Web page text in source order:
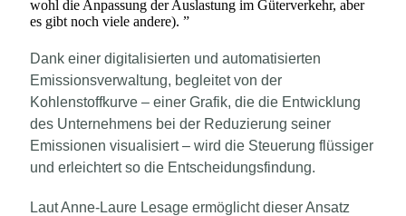
wohl die Anpassung der Auslastung im Güterverkehr, aber
es gibt noch viele andere). ”
Dank einer digitalisierten und automatisierten
Emissionsverwaltung, begleitet von der
Kohlenstoffkurve – einer Grafik, die die Entwicklung
des Unternehmens bei der Reduzierung seiner
Emissionen visualisiert – wird die Steuerung flüssiger
und erleichtert so die Entscheidungsfindung.
Laut Anne-Laure Lesage ermöglicht dieser Ansatz